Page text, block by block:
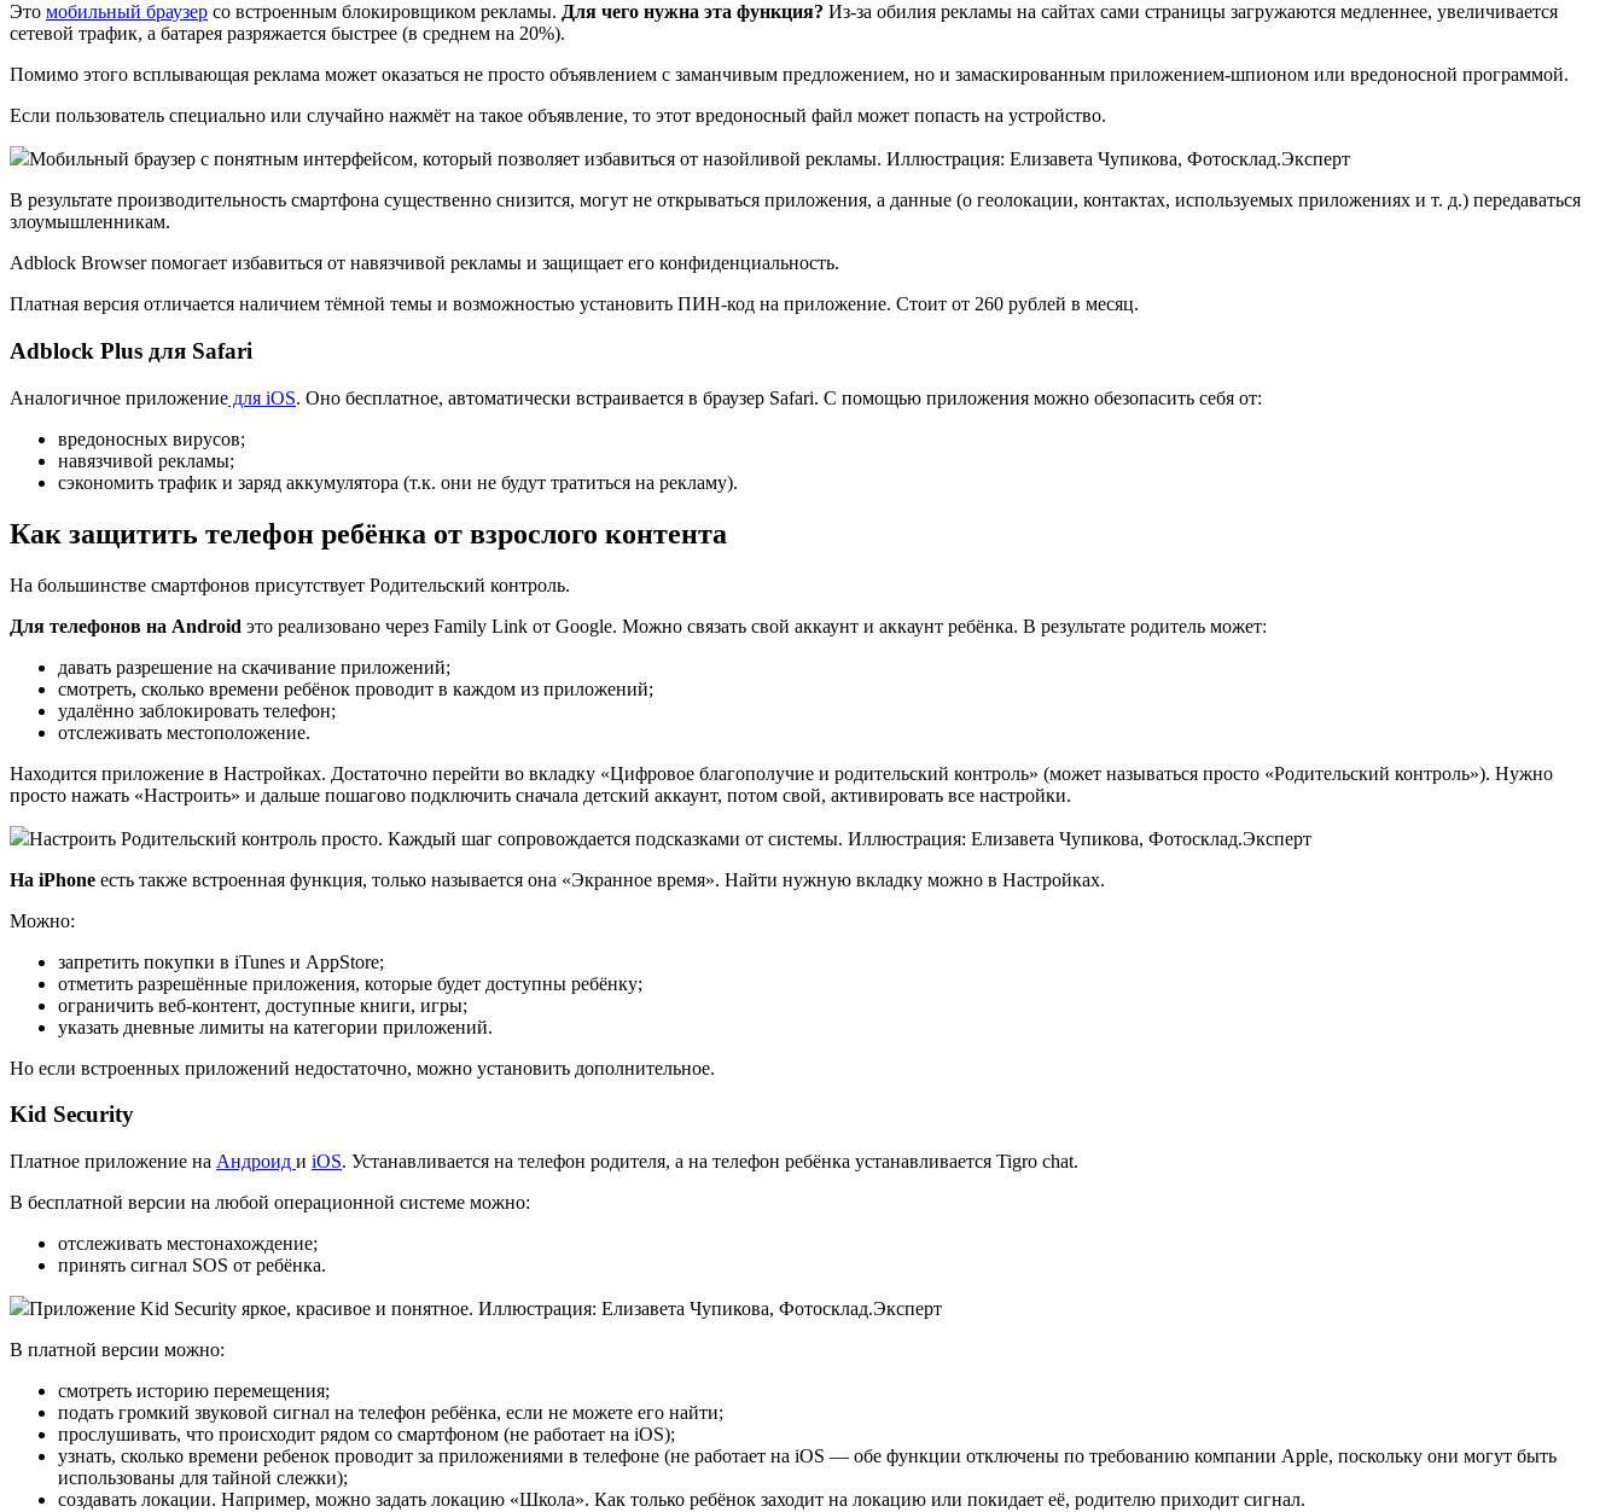
Это мобильный браузер со встроенным блокировщиком рекламы. Для чего нужна эта функция? Из-за обилия рекламы на сайтах сами страницы загружаются медленнее, увеличивается
сетевой трафик, а батарея разряжается быстрее (в среднем на 20%).
Помимо этого всплывающая реклама может оказаться не просто объявлением с заманчивым предложением, но и замаскированным приложением-шпионом или вредоносной программой.
Если пользователь специально или случайно нажмёт на такое объявление, то этот вредоносный файл может попасть на устройство.
Мобильный браузер с понятным интерфейсом, который позволяет избавиться от назойливой рекламы. Иллюстрация: Елизавета Чупикова, Фотосклад.Эксперт
В результате производительность смартфона существенно снизится, могут не открываться приложения, а данные (о геолокации, контактах, используемых приложениях и т. д.) передаваться
злоумышленникам.
Adblock Browser помогает избавиться от навязчивой рекламы и защищает его конфиденциальность.
Платная версия отличается наличием тёмной темы и возможностью установить ПИН-код на приложение. Стоит от 260 рублей в месяц.
Adblock Plus для Safari
Аналогичное приложение для iOS. Оно бесплатное, автоматически встраивается в браузер Safari. С помощью приложения можно обезопасить себя от:
вредоносных вирусов;
навязчивой рекламы;
сэкономить трафик и заряд аккумулятора (т.к. они не будут тратиться на рекламу).
Как защитить телефон ребёнка от взрослого контента
На большинстве смартфонов присутствует Родительский контроль.
Для телефонов на Android это реализовано через Family Link от Google. Можно связать свой аккаунт и аккаунт ребёнка. В результате родитель может:
давать разрешение на скачивание приложений;
смотреть, сколько времени ребёнок проводит в каждом из приложений;
удалённо заблокировать телефон;
отслеживать местоположение.
Находится приложение в Настройках. Достаточно перейти во вкладку «Цифровое благополучие и родительский контроль» (может называться просто «Родительский контроль»). Нужно
просто нажать «Настроить» и дальше пошагово подключить сначала детский аккаунт, потом свой, активировать все настройки.
Настроить Родительский контроль просто. Каждый шаг сопровождается подсказками от системы. Иллюстрация: Елизавета Чупикова, Фотосклад.Эксперт
На iPhone есть также встроенная функция, только называется она «Экранное время». Найти нужную вкладку можно в Настройках.
Можно:
запретить покупки в iTunes и AppStore;
отметить разрешённые приложения, которые будет доступны ребёнку;
ограничить веб-контент, доступные книги, игры;
указать дневные лимиты на категории приложений.
Но если встроенных приложений недостаточно, можно установить дополнительное.
Kid Security
Платное приложение на Андроид и iOS. Устанавливается на телефон родителя, а на телефон ребёнка устанавливается Tigro chat.
В бесплатной версии на любой операционной системе можно:
отслеживать местонахождение;
принять сигнал SOS от ребёнка.
Приложение Kid Security яркое, красивое и понятное. Иллюстрация: Елизавета Чупикова, Фотосклад.Эксперт
В платной версии можно:
смотреть историю перемещения;
подать громкий звуковой сигнал на телефон ребёнка, если не можете его найти;
прослушивать, что происходит рядом со смартфоном (не работает на iOS);
узнать, сколько времени ребенок проводит за приложениями в телефоне (не работает на iOS — обе функции отключены по требованию компании Apple, поскольку они могут быть
использованы для тайной слежки);
создавать локации. Например, можно задать локацию «Школа». Как только ребёнок заходит на локацию или покидает её, родителю приходит сигнал.